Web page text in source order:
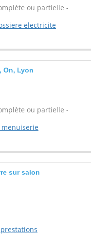
ou partielle -
electricite
On, Lyon
ou partielle -
menuiserie
sur salon